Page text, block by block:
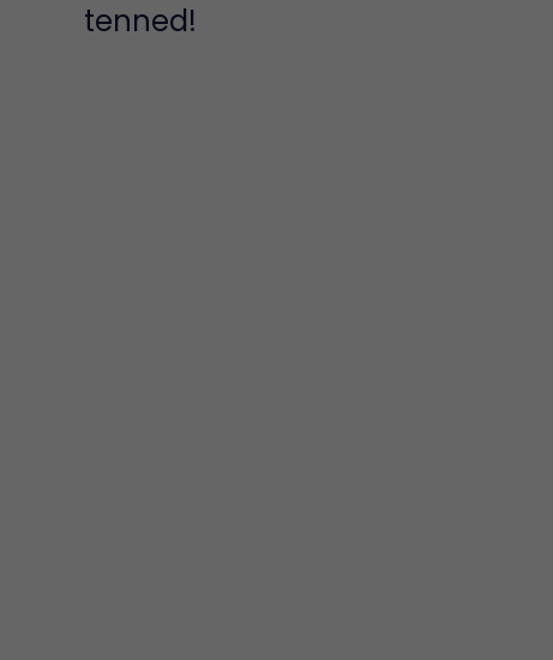
tenned!